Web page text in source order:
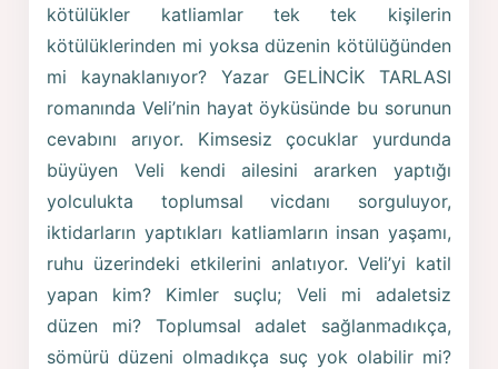
kötülükler katliamlar tek tek kişilerin
kötülüklerinden mi yoksa düzenin kötülüğünden
mi kaynaklanıyor? Yazar GELİNCİK TARLASI
romanında Veli’nin hayat öyküsünde bu sorunun
cevabını arıyor. Kimsesiz çocuklar yurdunda
büyüyen Veli kendi ailesini ararken yaptığı
yolculukta toplumsal vicdanı sorguluyor,
iktidarların yaptıkları katliamların insan yaşamı,
ruhu üzerindeki etkilerini anlatıyor. Veli’yi katil
yapan kim? Kimler suçlu; Veli mi adaletsiz
düzen mi? Toplumsal adalet sağlanmadıkça,
sömürü düzeni olmadıkça suç yok olabilir mi?